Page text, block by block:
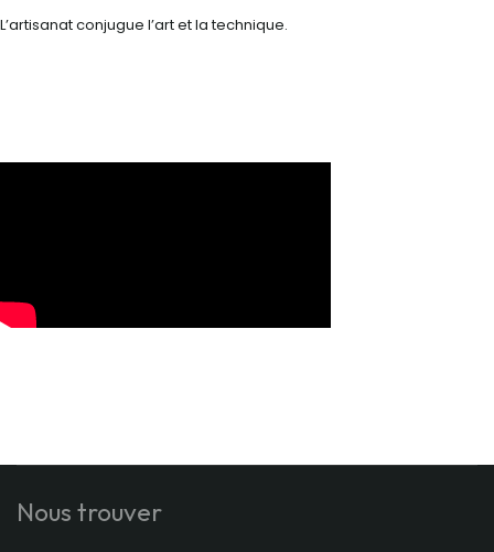
L’artisanat conjugue l’art et la technique.
Nous trouver